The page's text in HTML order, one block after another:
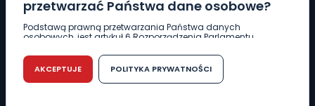
przetwarzać Państwa dane osobowe?
Podstawą prawną przetwarzania Państwa danych
osobowych, jest artykuł 6 Rozporządzenia Parlamentu
r. w sprawie ochrony osób fizycznych w związku z
przetwarzaniem danych osobowych w sprawie
swobodnego przepływu takich danych oraz uchylenia
dyrektywy 95/46/WE (RODO).
AKCEPTUJE POLITYKA PRYWATNOŚCI
WIADOMOŚCI
CIEKAWOSTKI